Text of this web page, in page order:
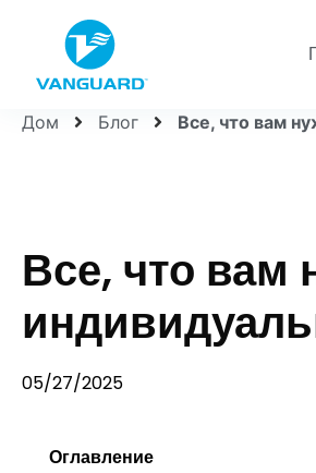
Дом Блог Все, что вам
Все, что вам
05/27/2025
Оглавление